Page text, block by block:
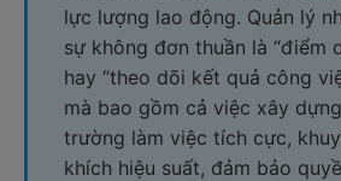
lực lượng lao động. Quản lý
sự không đơn thuần là “điểm
hay “theo dõi kết quả công
mà bao gồm cả việc xây
trường làm việc tích cực,
khích hiệu suất, đảm bảo